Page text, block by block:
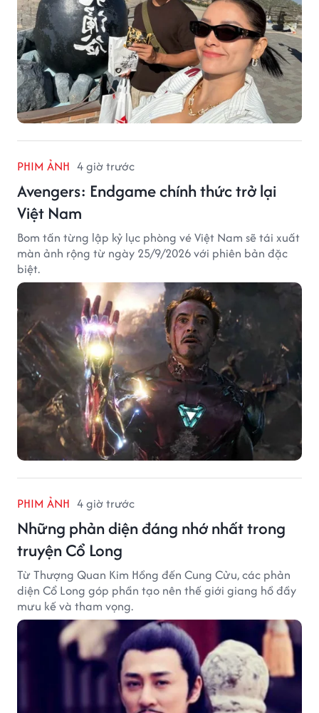
PHIM ẢNH 4 giờ trước
Avengers: Endgame chính thức trở lại
Việt Nam
Bom tấn từng lập kỷ lục phòng vé Việt Nam sẽ tái xuất
màn ảnh rộng từ ngày 25/9/2026 với phiên bản đặc
biệt.
PHIM ẢNH 4 giờ trước
Những phản diện đáng nhớ nhất trong
truyện Cổ Long
Từ Thượng Quan Kim Hồng đến Cung Cửu, các phản
diện Cổ Long góp phần tạo nên thế giới giang hồ đầy
mưu kế và tham vọng.